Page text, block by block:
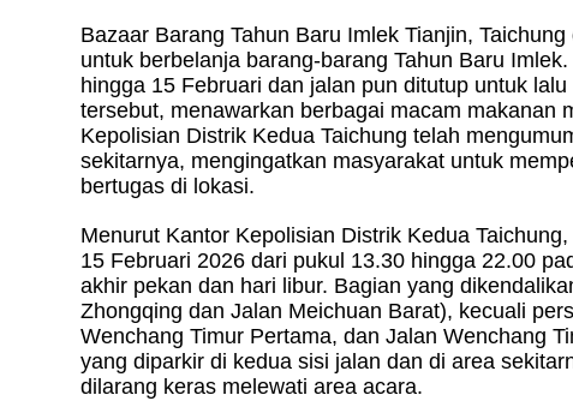
Bazaar Barang Tahun Baru Imlek Tianjin,
untuk berbelanja barang-barang Tahun Baru
hingga 15 Februari dan jalan pun ditutup untuk
tersebut, menawarkan berbagai macam makanan
Kepolisian Distrik Kedua Taichung telah
sekitarnya, mengingatkan masyarakat untuk
bertugas di lokasi.
Menurut Kantor Kepolisian Distrik Kedua
15 Februari 2026 dari pukul 13.30 hingga 22.00
akhir pekan dan hari libur. Bagian yang
Zhongqing dan Jalan Meichuan Barat), kecuali
Wenchang Timur Pertama, dan Jalan Wenchang
yang diparkir di kedua sisi jalan dan di area
dilarang keras melewati area acara.